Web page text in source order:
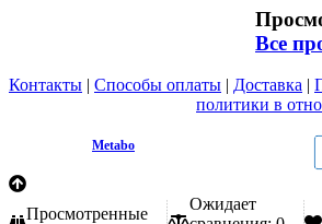
Все
Контакты | Способы оплаты | Доставка |
политики в
Metabo
Просмотренные
Ожидает